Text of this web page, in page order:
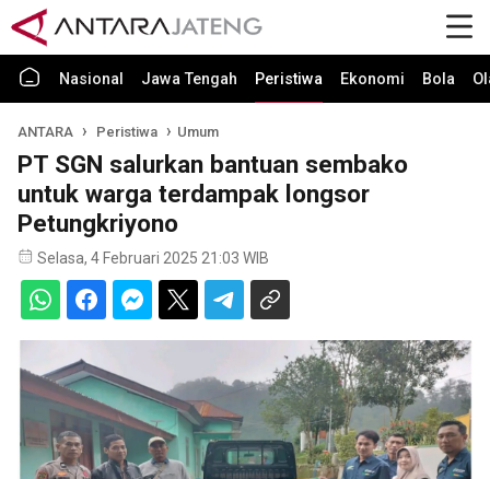
Nasional Jawa Tengah Peristiwa Ekonomi Bola
ANTARA Peristiwa Umum
PT SGN salurkan bantuan sembako
untuk warga terdampak longsor
Petungkriyono
Selasa, 4 Februari 2025 21:03 WIB